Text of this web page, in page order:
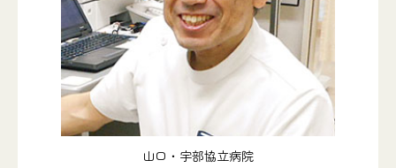
山口・宇部協立病院